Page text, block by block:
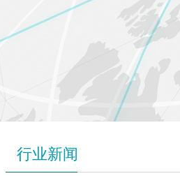
行业新闻